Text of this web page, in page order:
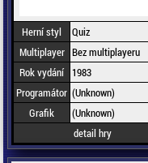
Herní styl
Quiz
Multiplayer Bez multiplayeru
Rok vydání
1983
Programátor (Unknown)
Grafik
(Unknown)
detail hry